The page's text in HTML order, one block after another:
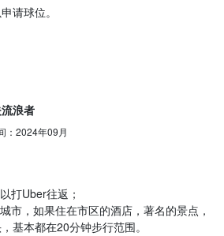
请球位。
浪者
： 2024年09月
打Uber往返；
市，如果住在市区的酒店，著名的景点，
基本都在20分钟步行范围。